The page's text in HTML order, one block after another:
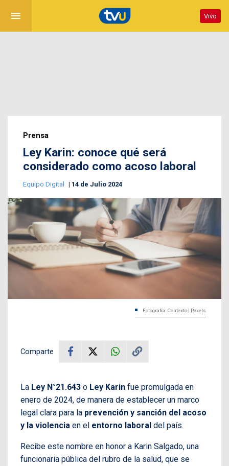
menu Vivo
Prensa
Ley Karin: conoce qué será
considerado como acoso laboral
Equipo Digital 14 de Julio 2024
Fotografía: Contexto | Pexels
Comparte
La Ley N°21.643 o Ley Karin fue promulgada en
enero de 2024, de manera de establecer un marco
legal clara para la prevención y sanción del acoso
y la violencia en el entorno laboral del país.
Recibe este nombre en honor a Karin Salgado, una
funcionaria pública del rubro de la salud, que se